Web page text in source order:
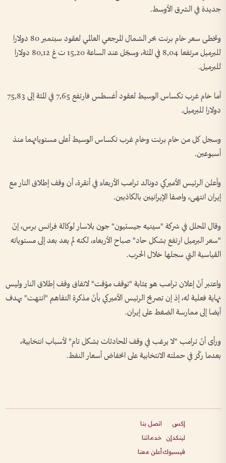
جديدة في الشرق الأوسط.
وتخطى سعر خام برنت بحر الشمال المرجعي العالمي لعقود سبتمبر 80 دولارا
للبرميل مرتفعا 8,04 في المئة، وسجّل عند الساعة 15,20 ت غ 80,12 دولارا
للبرميل.
أما خام غرب تكساس الوسيط لعقود أغسطس فارتفع 7,65 في المئة إلى 75,83
دولارا للبرميل.
وسجل كل من خام برنت وخام غرب تكساس الوسيط أعلى مستوياتهما منذ
أسبوعين.
وأعلن الرئيس الأميركي دونالد ترامب الأربعاء في أنقرة، أن وقف إطلاق النار مع
إيران انتهى، واصفا الإيرانيين بالكاذبين.
وقال المحلل في شركة "سيتيه جيستيون" جون بلاسار لوكالة فرانس برس، إنّ
"سعر البرميل ارتفع بشكل حاد" صباح الأربعاء، لكنه لم يعد بعد إلى مستوياته
القياسية التي سجلها خلال الحرب.
واعتبر أنّ إعلان ترامب هو بمثابة "توقف مؤقت" لاتفاق وقف إطلاق النار وليس
نهاية فعلية له، إذ إن تصريح الرئيس الأميركي بأنّ مذكرة التفاهم "انتهت" يهدف
أيضا إلى ممارسة الضغط على إيران.
ورأى أنّ ترامب "لا يرغب في وقف المحادثات بشكل تام" لأسباب انتخابية،
بعدما ركّز في حملته الانتخابية على انخفاض أسعار النفط.
إكس
لينكدإن
فيسبوك
اتصل بنا
خدماتنا
أعلن معنا